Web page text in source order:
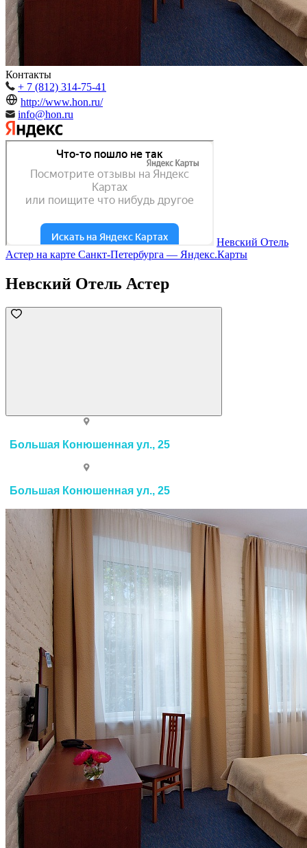
Контакты
+ 7 (812) 314-75-41
http://www.hon.ru/
info@hon.ru
Невский Отель
Астер на карте Санкт‑Петербурга — Яндекс.Карты
Невский Отель Астер
Большая Конюшенная ул., 25
Большая Конюшенная ул., 25